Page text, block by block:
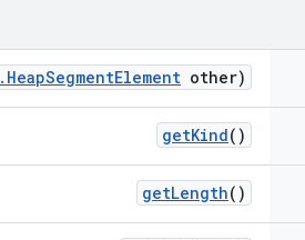
. HeapSegmentElement other)
getKind()
getLength()